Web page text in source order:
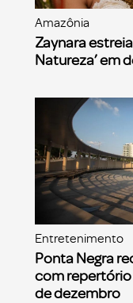
Amazônia
Zaynara
Natureza’ em
Entretenimento
Ponta Negra
com repertório
de dezembro